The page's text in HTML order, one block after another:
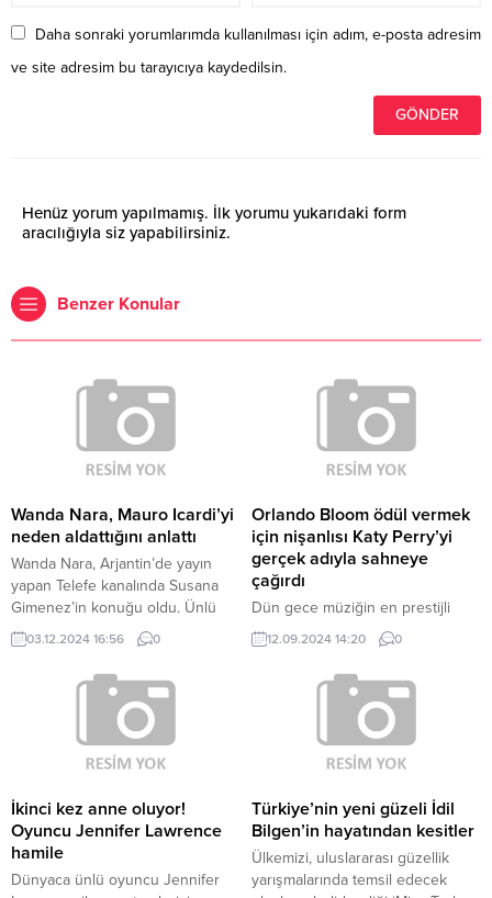
Daha sonraki yorumlarımda kullanılması için adım, e-posta adresim
ve site adresim bu tarayıcıya kaydedilsin.
Henüz yorum yapılmamış. İlk yorumu yukarıdaki form
aracılığıyla siz yapabilirsiniz.
Benzer Konular
Wanda Nara, Mauro Icardi’yi
neden aldattığını anlattı
Wanda Nara, Arjantin’de yayın
yapan Telefe kanalında Susana
Gimenez’in konuğu oldu. Ünlü
yıldız, olaylı bir ayrılık süreci
yaşadığı Mauro Icardi hakkında
konuştu. Mauro Icardi’nin,
2021’de PSG’de top koşturduğu
dönemde Arjantinli oyuncu ve
şarkıcı China Suarez ile
yakınlaştığı iddia edilmişti. Her
Icardi’nin takip etmediği halde
Suarez’in bir...
03.12.2024 16:56 0
Orlando Bloom ödül vermek
için nişanlısı Katy Perry’yi
gerçek adıyla sahneye
çağırdı
Dün gece müziğin en prestijli
ödüllerinden MTV Müzik Ödülleri
sahiplerini buldu. New York’taki
UBS Arena’da düzenlenen
törende Katy Perry de ödül alan
isimlerden biri oldu. 39 yaşındaki
Perry, kazandığı Michael Jackson
Video Öncü Ödülü’nü nişanlısı
yaşındaki Orlando Bloom, kızının
annesini sahneye davet ederken
gerçek adını...
12.09.2024 14:20 0
İkinci kez anne oluyor!
Oyuncu Jennifer Lawrence
hamile
Dünyaca ünlü oyuncu Jennifer
Türkiye’nin yeni güzeli İdil
Bilgen’in hayatından kesitler
Ülkemizi, uluslararası güzellik
yarışmalarında temsil edecek